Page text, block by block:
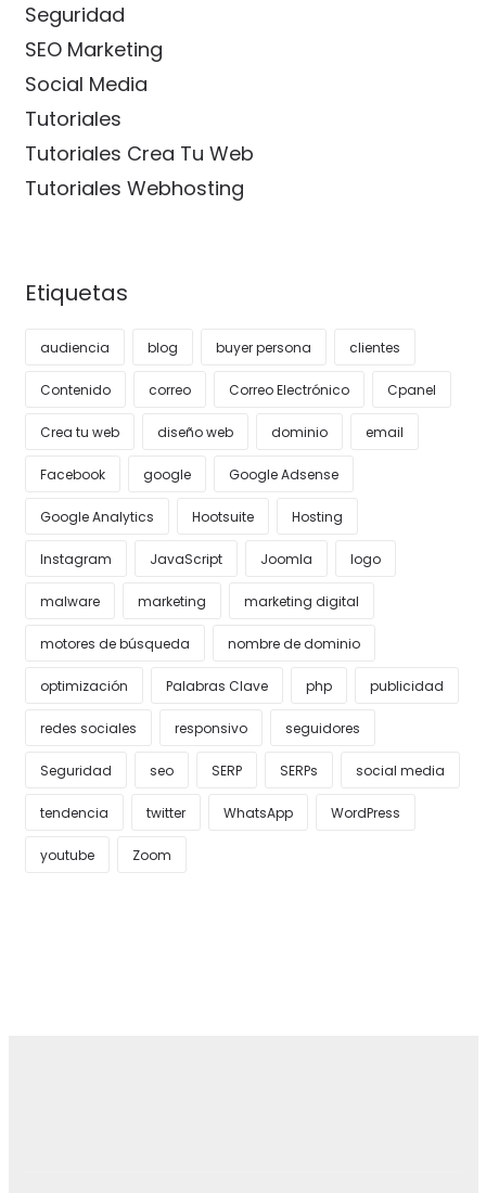
Seguridad
SEO Marketing
Social Media
Tutoriales
Tutoriales Crea Tu Web
Tutoriales Webhosting
Etiquetas
audiencia blog buyer persona clientes
Contenido correo Correo Electrónico Cpanel
Crea tu web diseño web dominio email
Facebook google Google Adsense
Google Analytics Hootsuite Hosting
Instagram JavaScript Joomla logo
malware marketing marketing digital
motores de búsqueda nombre de dominio
optimización Palabras Clave php publicidad
redes sociales responsivo seguidores
Seguridad seo SERP SERPs social media
tendencia twitter WhatsApp WordPress
youtube Zoom